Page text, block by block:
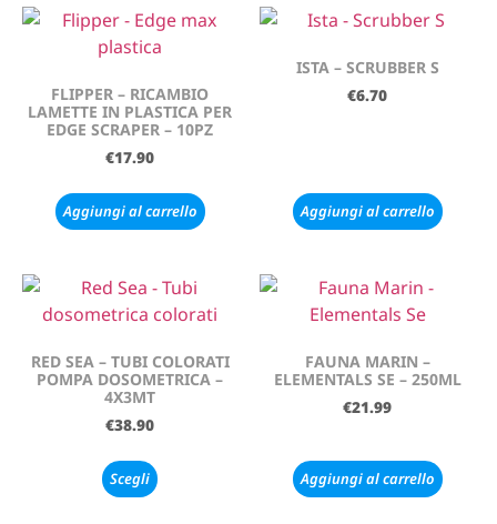
FLIPPER – RICAMBIO
LAMETTE IN PLASTICA PER
EDGE SCRAPER – 10PZ
€17.90
Aggiungi al carrello
ISTA – SCRUBBER S
€6.70
Aggiungi al carrello
RED SEA – TUBI COLORATI
POMPA DOSOMETRICA –
4X3MT
€38.90
Scegli
FAUNA MARIN –
ELEMENTALS SE – 250ML
€21.99
Aggiungi al carrello